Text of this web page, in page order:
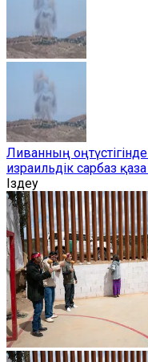
Ливанның
израильдік сарбаз
Іздеу